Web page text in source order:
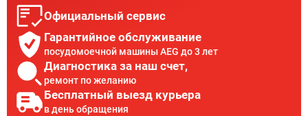
Официальный сервис
Гарантийное обслуживание
посудомоечной машины AEG до 3 лет
Диагностика за наш счет,
ремонт по желанию
Бесплатный выезд курьера
в день обращения